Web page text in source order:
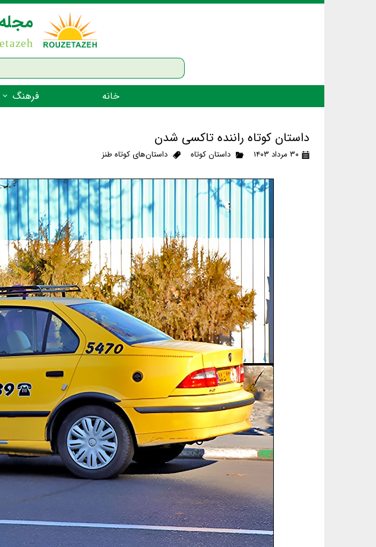
خانه فرهنگ
ضرب المثل
شعر فارسی
زندگینامه‌ی
گفتاورد
داستان کوتاه راننده تاکسی شدن
۳۰ مرداد ۱۴۰۳ داستان کوتاه داستان‌های کوتاه طنز